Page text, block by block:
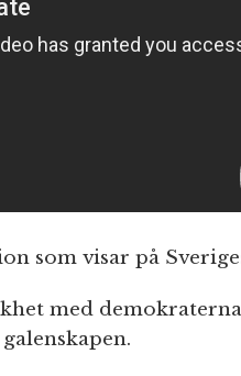
som visar på
med demokraterna